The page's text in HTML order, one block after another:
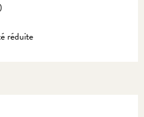
réduite